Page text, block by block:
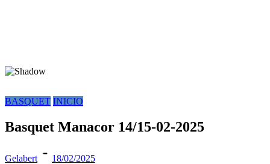
BASQUET INICIO
Basquet Manacor 14/15-02-2025
Gelabert 18/02/2025